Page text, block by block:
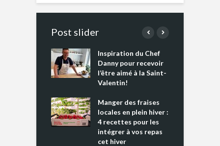
Post slider
Inspiration du Chef
Danny pour recevoir
l’être aimé à la Saint-
Valentin!
Manger des fraises
locales en plein hiver :
4 recettes pour les
intégrer à vos repas
cet hiver